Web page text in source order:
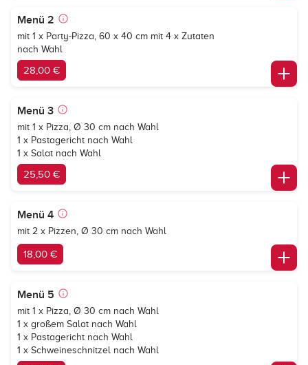
Menü 2
mit 1 x Party-Pizza, 60 x 40 cm mit 4 x Zutaten
nach Wahl
28,00 €
Menü 3
mit 1 x Pizza, Ø 30 cm nach Wahl
1 x Pastagericht nach Wahl
1 x Salat nach Wahl
25,50 €
Menü 4
mit 2 x Pizzen, Ø 30 cm nach Wahl
18,00 €
Menü 5
mit 1 x Pizza, Ø 30 cm nach Wahl
1 x großem Salat nach Wahl
1 x Pastagericht nach Wahl
1 x Schweineschnitzel nach Wahl